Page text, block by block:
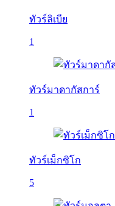
ทัวร์ลิเบีย
1
ทัวร์มาดากัสการ์
1
ทัวร์เม็กซิโก
5